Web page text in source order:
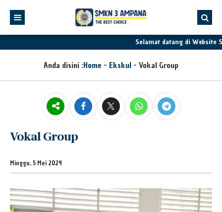
Selamat datang di Website
Anda disini :Home - Ekskul - Vokal Group
Vokal Group
Minggu, 5 Mei 2024